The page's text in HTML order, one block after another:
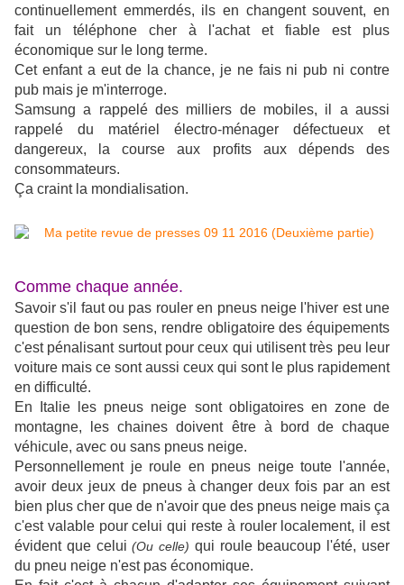
continuellement emmerdés, ils en changent souvent, en
fait un téléphone cher à l'achat et fiable est plus
économique sur le long terme.
Cet enfant a eut de la chance, je ne fais ni pub ni contre
pub mais je m'interroge.
Samsung a rappelé des milliers de mobiles, il a aussi
rappelé du matériel électro-ménager défectueux et
dangereux, la course aux profits aux dépends des
consommateurs.
Ça craint la mondialisation.
Comme chaque année.
Savoir s'il faut ou pas rouler en pneus neige l'hiver est une
question de bon sens, rendre obligatoire des équipements
c'est pénalisant surtout pour ceux qui utilisent très peu leur
voiture mais ce sont aussi ceux qui sont le plus rapidement
en difficulté.
En Italie les pneus neige sont obligatoires en zone de
montagne, les chaines doivent être à bord de chaque
véhicule, avec ou sans pneus neige.
Personnellement je roule en pneus neige toute l'année,
avoir deux jeux de pneus à changer deux fois par an est
bien plus cher que de n'avoir que des pneus neige mais ça
c'est valable pour celui qui reste à rouler localement, il est
évident que celui(Ou celle) qui roule beaucoup l'été, user
du pneu neige n'est pas économique.